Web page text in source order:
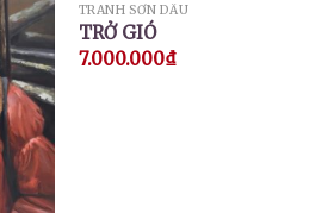
TRANH SƠN DẦU
TRỞ GIÓ
7.000.000₫